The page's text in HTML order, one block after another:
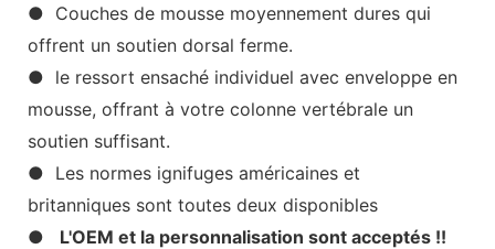
● Couches de mousse moyennement dures qui
offrent un soutien dorsal ferme.
● le ressort ensaché individuel avec enveloppe en
mousse, offrant à votre colonne vertébrale un
soutien suffisant.
● Les normes ignifuges américaines et
britanniques sont toutes deux disponibles
●
L'OEM et la personnalisation sont acceptés !!